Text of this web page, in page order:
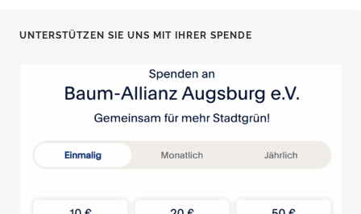
UNTERSTÜTZEN SIE UNS MIT IHRER SPENDE